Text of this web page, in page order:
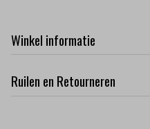
Winkel informatie
Ruilen en Retourneren